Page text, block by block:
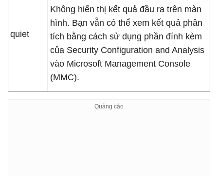
quiet
Không hiển thị kết quả đầu ra trên màn
hình. Bạn vẫn có thể xem kết quả phân
tích bằng cách sử dụng phần đính kèm
của Security Configuration and Analysis
vào Microsoft Management Console
(MMC).